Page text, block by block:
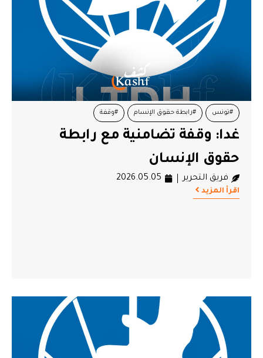
#تونس #رابطة حقوق الإنسام #وقفة
غدا: وقفة تضامنية مع رابطة
حقوق الإنسان
فريق التحرير 2026.05.05
اقرأ المزيد